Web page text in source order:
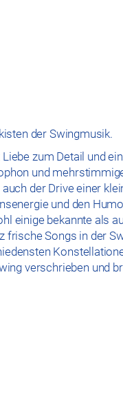
der Swingmusik.
zum Detail und
und
der Drive einer
und den
einige bekannte als
frische Songs in der
verschrieben und